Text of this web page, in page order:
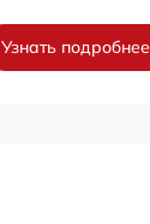
Узнать подробнее